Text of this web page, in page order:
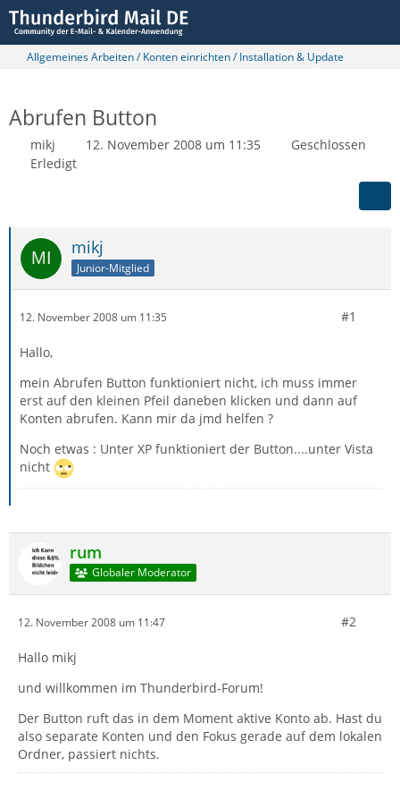
Allgemeines Arbeiten / Konten einrichten / Installation & Update
Abrufen Button
mikj 12. November 2008 um 11:35
Geschlossen
Erledigt
mikj
Junior-Mitglied
12. November 2008 um 11:35 #1
Hallo,
mein Abrufen Button funktioniert nicht, ich muss immer
erst auf den kleinen Pfeil daneben klicken und dann auf
Konten abrufen. Kann mir da jmd helfen ?
Noch etwas : Unter XP funktioniert der Button....unter Vista
nicht
rum
Globaler Moderator
12. November 2008 um 11:47 #2
Hallo mikj
und willkommen im Thunderbird-Forum!
Der Button ruft das in dem Moment aktive Konto ab. Hast du
also separate Konten und den Fokus gerade auf dem lokalen
Ordner, passiert nichts.